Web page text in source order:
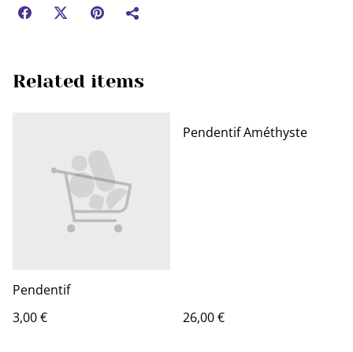
Related items
Pendentif
3,00 €
Pendentif Améthyste
26,00 €